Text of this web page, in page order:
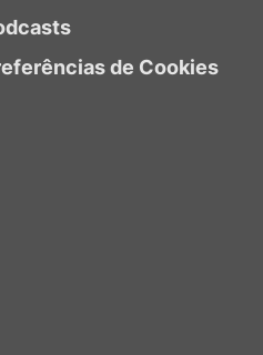
de Cookies